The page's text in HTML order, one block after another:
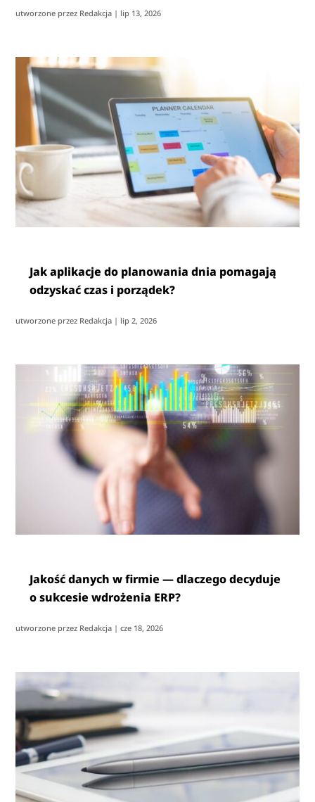
utworzone przez Redakcja | lip 13, 2026
Jak aplikacje do planowania dnia pomagają
odzyskać czas i porządek?
utworzone przez Redakcja | lip 2, 2026
Jakość danych w firmie — dlaczego decyduje
o sukcesie wdrożenia ERP?
utworzone przez Redakcja |cze 18, 2026